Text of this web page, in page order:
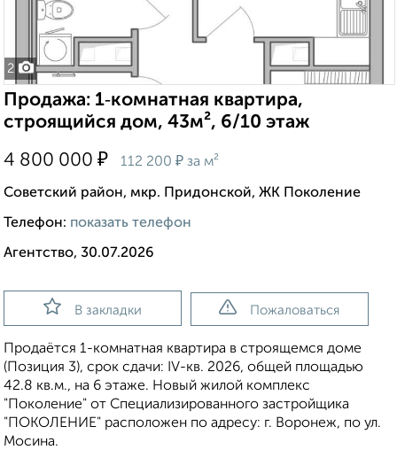
2
Продажа: 1‑комнатная квартира,
строящийся дом, 43м², 6/10 этаж
4 800 000 ₽ 112 200 ₽ за м²
Советский район, мкр. Придонской, ЖК Поколение
Телефон: показать телефон
Агентство, 30.07.2026
В закладки Пожаловаться
Продаётся 1-комнатная квартира в строящемся доме
(Позиция 3), срок сдачи: IV-кв. 2026, общей площадью
42.8 кв.м., на 6 этаже. Новый жилой комплекс
"Поколение" от Специализированного застройщика
"ПОКОЛЕНИЕ" расположен по адресу: г. Воронеж, по ул.
Мосина.